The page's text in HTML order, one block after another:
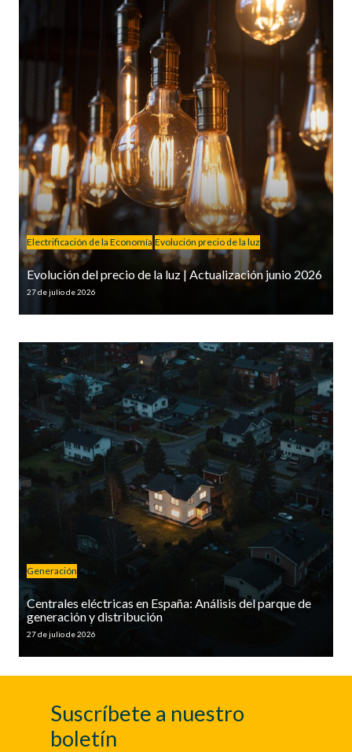
Electrificación de la Economía Evolución precio de la luz
Evolución del precio de la luz | Actualización junio 2026
27 de julio de 2026
Generación
Centrales eléctricas en España: Análisis del parque de
generación y distribución
27 de julio de 2026
Suscríbete a nuestro
boletín